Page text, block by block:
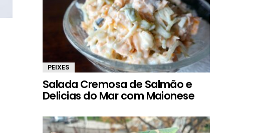
PEIXES
Salada Cremosa de Salmão e
Delicias do Mar com Maionese